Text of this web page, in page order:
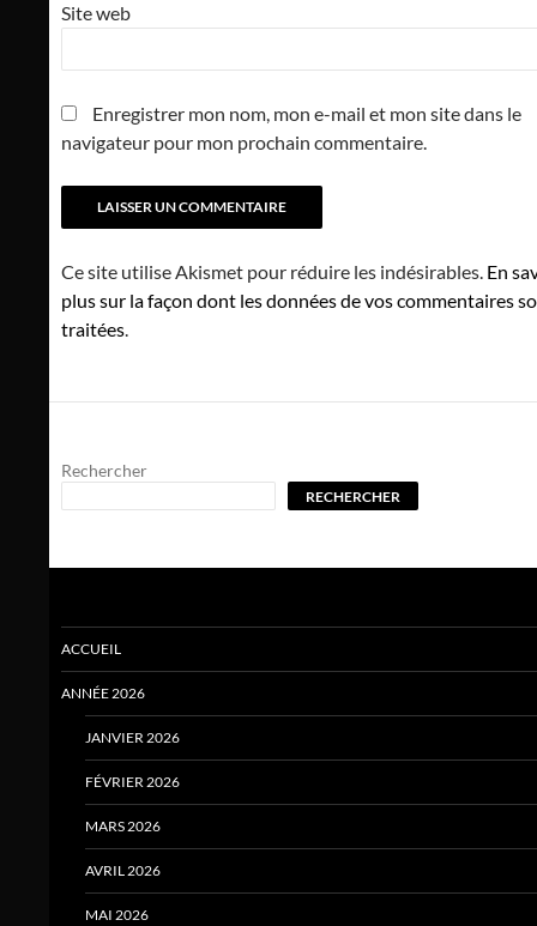
Site web
Enregistrer mon nom, mon e-mail et mon site dans le
navigateur pour mon prochain commentaire.
Ce site utilise Akismet pour réduire les indésirables. En
plus sur la façon dont les données de vos commentaires
traitées.
Rechercher
RECHERCHER
ACCUEIL
ANNÉE 2026
JANVIER 2026
FÉVRIER 2026
MARS 2026
AVRIL 2026
MAI 2026